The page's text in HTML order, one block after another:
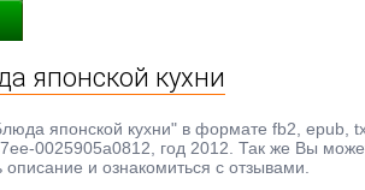
японской кухни
японской кухни" в формате fb2, epub,
0025905a0812, год 2012. Так же Вы
и ознакомиться с отзывами.